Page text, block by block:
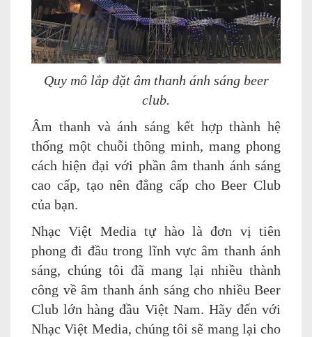
Quy mô lắp đặt âm thanh ánh sáng beer
club.
Âm thanh và ánh sáng kết hợp thành hệ
thống một chuỗi thông minh, mang phong
cách hiện đại với phần âm thanh ánh sáng
cao cấp, tạo nên đẳng cấp cho Beer Club
của bạn.
Nhạc Việt Media tự hào là đơn vị tiên
phong đi đầu trong lĩnh vực âm thanh ánh
sáng, chúng tôi đã mang lại nhiều thành
công về âm thanh ánh sáng cho nhiều Beer
Club lớn hàng đầu Việt Nam. Hãy đến với
Nhạc Việt Media, chúng tôi sẽ mang lại cho